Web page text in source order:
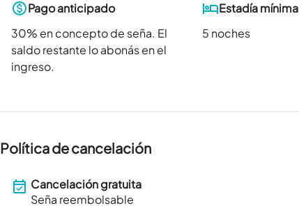
Pago anticipado
30% en concepto de seña. El
saldo restante lo abonás en el
ingreso.
Estadía mínima
5 noches
Política de cancelación
Cancelación gratuita
Seña reembolsable